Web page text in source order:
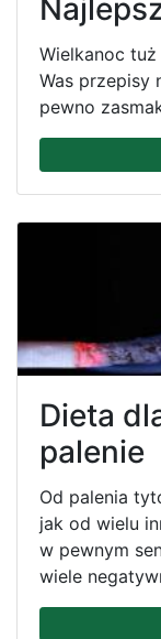
Wielkanoc
Was przepisy
pewno
Dieta
palenie
Od palenia
jak od wielu
w pewnym
wiele